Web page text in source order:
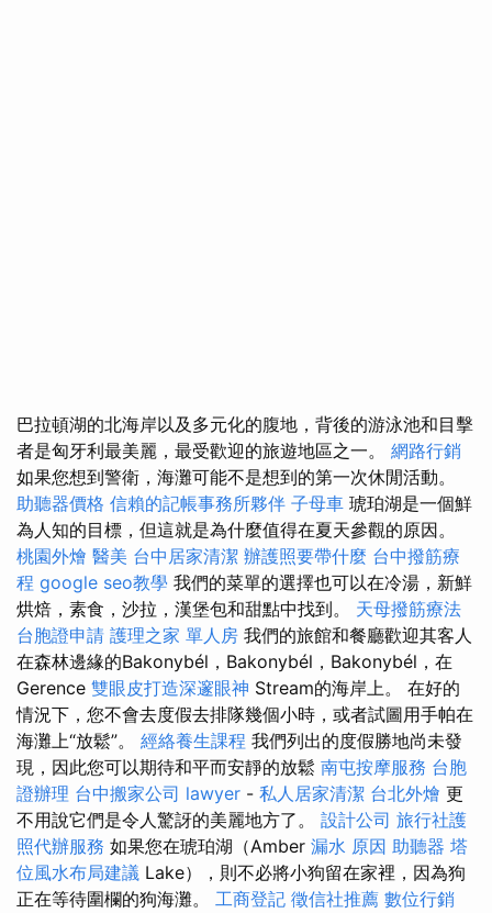
巴拉頓湖的北海岸以及多元化的腹地，背後的游泳池和目擊
者是匈牙利最美麗，最受歡迎的旅遊地區之一。 網路行銷
如果您想到警衛，海灘可能不是想到的第一次休閒活動。
助聽器價格 信賴的記帳事務所夥伴 子母車 琥珀湖是一個鮮
為人知的目標，但這就是為什麼值得在夏天參觀的原因。
桃園外燴 醫美 台中居家清潔 辦護照要帶什麼 台中撥筋療
程 google seo教學 我們的菜單的選擇也可以在冷湯，新鮮
烘焙，素食，沙拉，漢堡包和甜點中找到。 天母撥筋療法
台胞證申請 護理之家 單人房 我們的旅館和餐廳歡迎其客人
在森林邊緣的Bakonybél，Bakonybél，Bakonybél，在
Gerence 雙眼皮打造深邃眼神 Stream的海岸上。 在好的
情況下，您不會去度假去排隊幾個小時，或者試圖用手帕在
海灘上“放鬆”。 經絡養生課程 我們列出的度假勝地尚未發
現，因此您可以期待和平而安靜的放鬆 南屯按摩服務 台胞
證辦理 台中搬家公司 lawyer - 私人居家清潔 台北外燴 更
不用說它們是令人驚訝的美麗地方了。 設計公司 旅行社護
照代辦服務 如果您在琥珀湖（Amber 漏水 原因 助聽器 塔
位風水布局建議 Lake），則不必將小狗留在家裡，因為狗
正在等待圍欄的狗海灘。 工商登記 徵信社推薦 數位行銷